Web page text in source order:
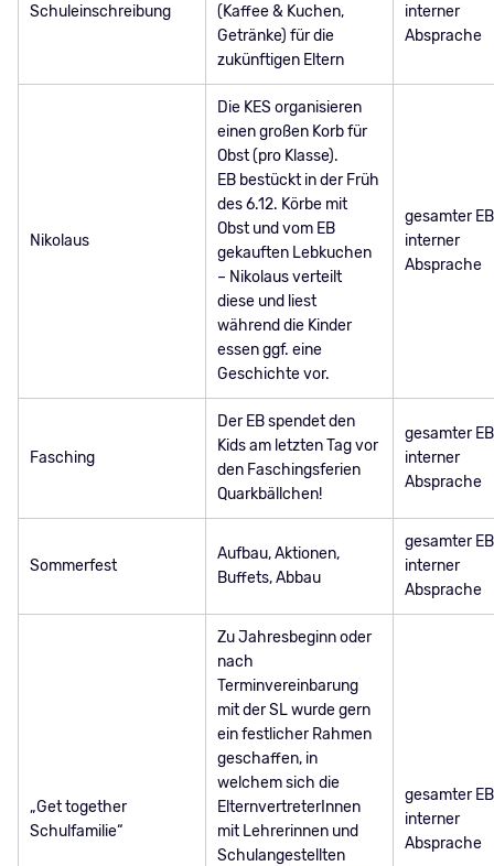
Schuleinschreibung
(Kaffee & Kuchen,
Getränke) für die
zukünftigen Eltern
interner
Absprache
Nikolaus
Die KES organisieren
einen großen Korb für
Obst (pro Klasse).
EB bestückt in der Früh
des 6.12. Körbe mit
Obst und vom EB
gekauften Lebkuchen
– Nikolaus verteilt
diese und liest
während die Kinder
essen ggf. eine
Geschichte vor.
gesamter
interner
Absprache
Fasching
Der EB spendet den
Kids am letzten Tag vor
den Faschingsferien
Quarkbällchen!
gesamter
interner
Absprache
Sommerfest
Aufbau, Aktionen,
Buffets, Abbau
gesamter
interner
Absprache
„Get together
Schulfamilie“
Zu Jahresbeginn oder
nach
Terminvereinbarung
mit der SL wurde gern
ein festlicher Rahmen
geschaffen, in
welchem sich die
ElternvertreterInnen
mit Lehrerinnen und
Schulangestellten
gesamter
interner
Absprache